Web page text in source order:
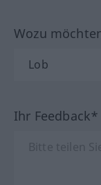
Wozu
Ihr Feedback*